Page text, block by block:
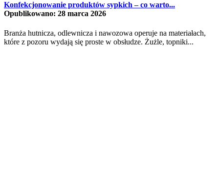
Konfekcjonowanie produktów sypkich – co warto...
Opublikowano: 28 marca 2026
Branża hutnicza, odlewnicza i nawozowa operuje na materiałach,
które z pozoru wydają się proste w obsłudze. Żużle, topniki...